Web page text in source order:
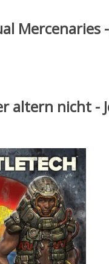
Mercenaries
altern nicht -